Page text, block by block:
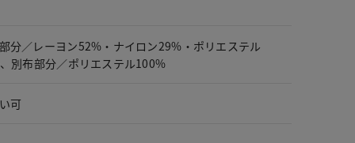
分／レーヨン52%・ナイロン29%・ポリエステル
別布部分／ポリエステル100%
可